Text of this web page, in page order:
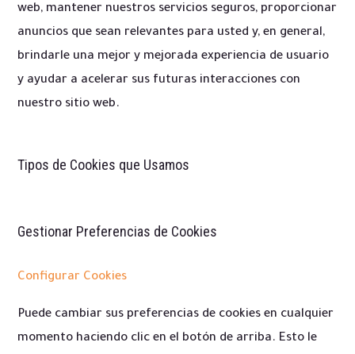
web, mantener nuestros servicios seguros, proporcionar
anuncios que sean relevantes para usted y, en general,
brindarle una mejor y mejorada experiencia de usuario
y ayudar a acelerar sus futuras interacciones con
nuestro sitio web.
Tipos de Cookies que Usamos
Gestionar Preferencias de Cookies
Configurar Cookies
Puede cambiar sus preferencias de cookies en cualquier
momento haciendo clic en el botón de arriba. Esto le